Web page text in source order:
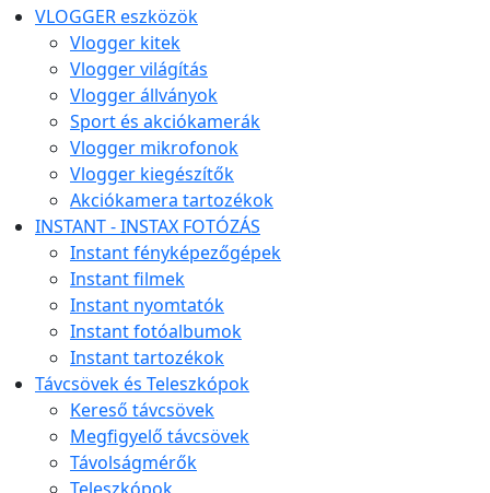
VLOGGER eszközök
Vlogger kitek
Vlogger világítás
Vlogger állványok
Sport és akciókamerák
Vlogger mikrofonok
Vlogger kiegészítők
Akciókamera tartozékok
INSTANT - INSTAX FOTÓZÁS
Instant fényképezőgépek
Instant filmek
Instant nyomtatók
Instant fotóalbumok
Instant tartozékok
Távcsövek és Teleszkópok
Kereső távcsövek
Megfigyelő távcsövek
Távolságmérők